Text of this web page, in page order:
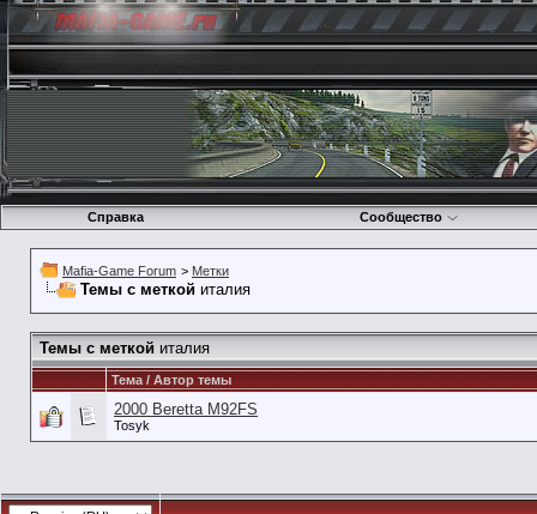
Справка Сообщество
Mafia-Game Forum > Метки
Темы с меткой италия
Темы с меткой италия
Тема / Автор темы
2000 Beretta M92FS
Tosyk